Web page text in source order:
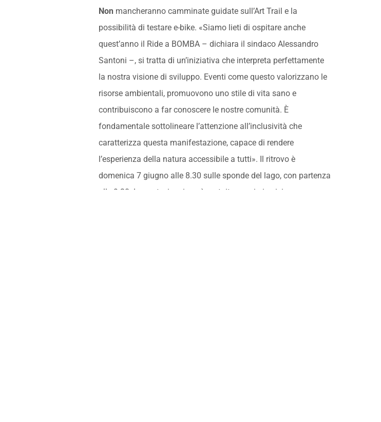
Non mancheranno camminate guidate sull’Art Trail e la
possibilità di testare e-bike. «Siamo lieti di ospitare anche
quest’anno il Ride a BOMBA – dichiara il sindaco Alessandro
Santoni –, si tratta di un’iniziativa che interpreta perfettamente
la nostra visione di sviluppo. Eventi come questo valorizzano le
risorse ambientali, promuovono uno stile di vita sano e
contribuiscono a far conoscere le nostre comunità. È
fondamentale sottolineare l’attenzione all’inclusività che
caratterizza questa manifestazione, capace di rendere
l’esperienza della natura accessibile a tutti». Il ritrovo è
domenica 7 giugno alle 8.30 sulle sponde del lago, con partenza
alle 9.30. La partecipazione è gratuita, previa iscrizione